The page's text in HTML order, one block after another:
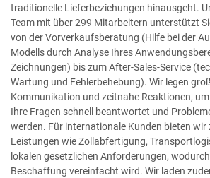
traditionelle Lieferbeziehungen hinausgeht.
Team mit über 299 Mitarbeitern unterstützt
von der Vorverkaufsberatung (Hilfe bei der
Modells durch Analyse Ihres
Zeichnungen) bis zum After-Sales-Service
Wartung und Fehlerbehebung). Wir legen
Kommunikation und zeitnahe Reaktionen,
Ihre Fragen schnell beantwortet und
werden. Für internationale Kunden bieten wir
Leistungen wie Zollabfertigung,
lokalen gesetzlichen Anforderungen,
Beschaffung vereinfacht wird. Wir laden